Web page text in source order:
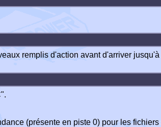
remplis d'action avant d'arriver
(présente en piste 0) pour les